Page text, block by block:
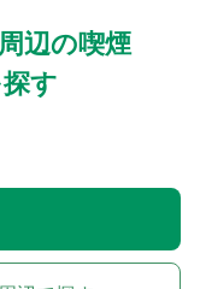
辺の喫煙
す